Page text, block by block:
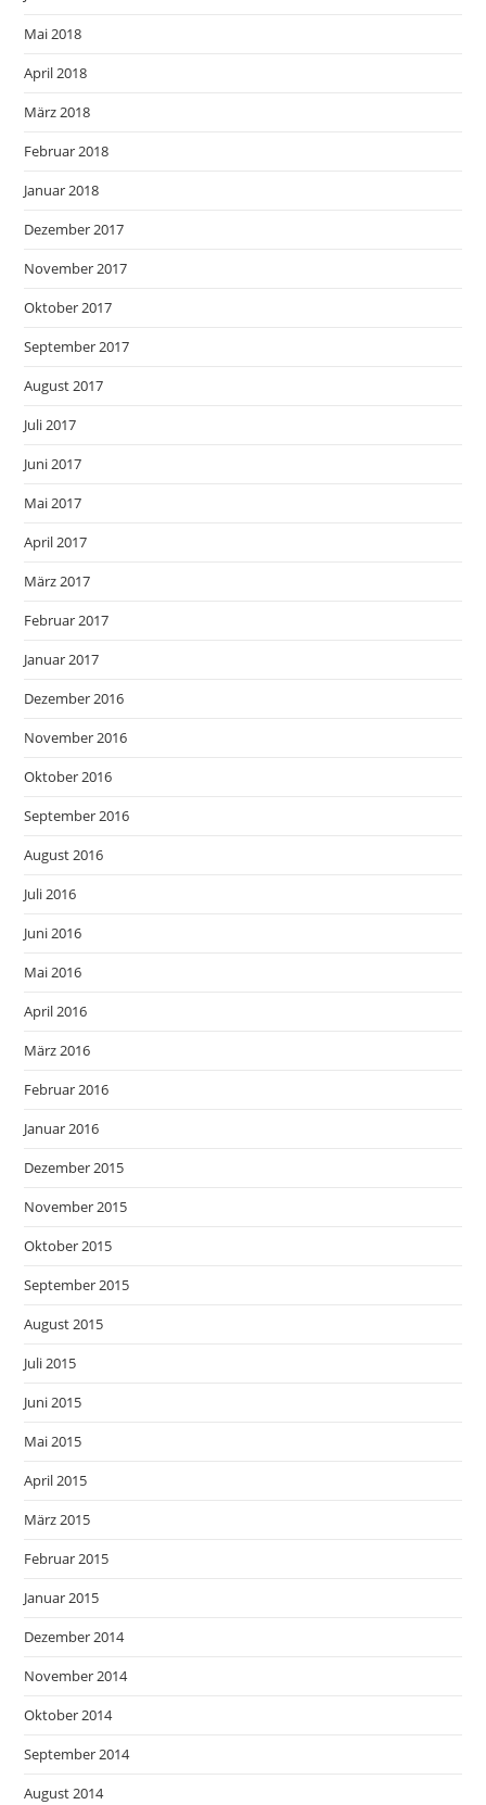
Mai 2018
April 2018
März 2018
Februar 2018
Januar 2018
Dezember 2017
November 2017
Oktober 2017
September 2017
August 2017
Juli 2017
Juni 2017
Mai 2017
April 2017
März 2017
Februar 2017
Januar 2017
Dezember 2016
November 2016
Oktober 2016
September 2016
August 2016
Juli 2016
Juni 2016
Mai 2016
April 2016
März 2016
Februar 2016
Januar 2016
Dezember 2015
November 2015
Oktober 2015
September 2015
August 2015
Juli 2015
Juni 2015
Mai 2015
April 2015
März 2015
Februar 2015
Januar 2015
Dezember 2014
November 2014
Oktober 2014
September 2014
August 2014